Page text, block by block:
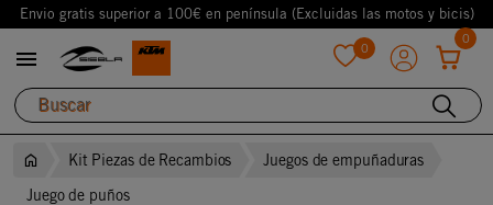
Envio gratis superior a 100€ en península (Excluidas las motos y bicis)
 0
0
Kit Piezas de Recambios
Juegos de empuñaduras
Juego de puños